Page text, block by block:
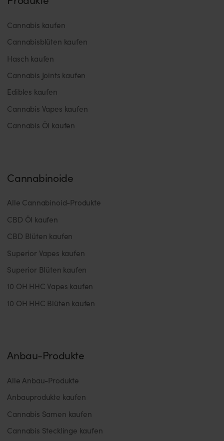
Cannabis kaufen
Cannabisblüten kaufen
Hasch kaufen
Cannabis Joints kaufen
Edibles kaufen
Cannabis Vapes kaufen
Cannabis Öl kaufen
Cannabinoide
Alle Cannabinoid-Produkte
CBD Öl kaufen
CBD Blüten kaufen
Superior Vapes kaufen
Superior Blüten kaufen
10 OH HHC Vapes kaufen
10 OH HHC Blüten kaufen
Anbau-Produkte
Alle Anbau-Produkte
Anbauprodukte kaufen
Cannabis Samen kaufen
Cannabis Stecklinge kaufen